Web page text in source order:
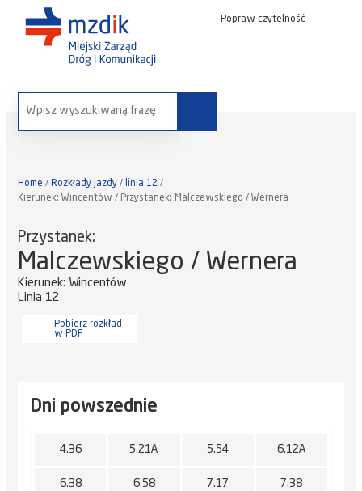
Popraw czytelność
wyszukaj na stronie:
Home Rozkłady jazdy
linia 12
Kierunek: Wincentów / Przystanek: Malczewskiego / Wernera
Przystanek:
Malczewskiego / Wernera
Kierunek: Wincentów
Linia 12
Pobierz rozkład
w PDF
Dni powszednie
4.36 5.21A 5.54 6.12A
6.38 6.58 7.17 7.38